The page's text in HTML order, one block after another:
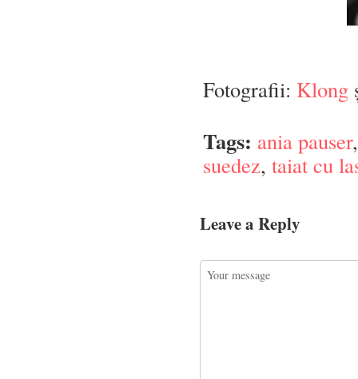
Fotografii: Klong
Tags: ania pauser
suedez, taiat cu
Leave a Reply